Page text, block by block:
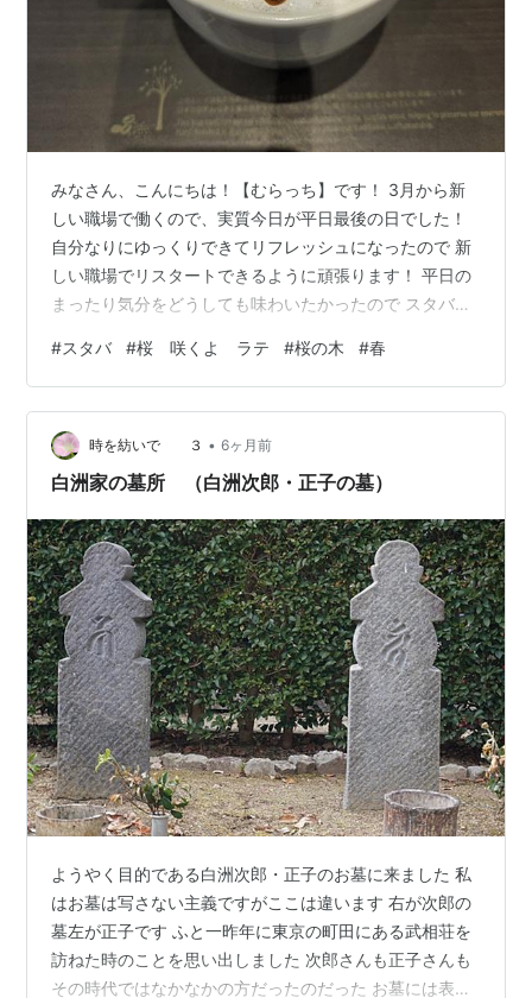
みなさん、こんにちは！【むらっち】です！ 3月から新
しい職場で働くので、実質今日が平日最後の日でした！
自分なりにゆっくりできてリフレッシュになったので 新
しい職場でリスタートできるように頑張ります！ 平日の
まったり気分をどうしても味わいたかったので スタバへ
てもやっているので 【むらっち】的には楽しいしかない
のですが、 スタバの桜期間も外せません！！！ それを飲
みたいだけで来ちゃいました😊 桜 咲くよ ラテ🌸 Tallサイ
ズ￥630 かわいいですね！癒されます！ 【むらっち】は
ラテはあまり頼まないほうですが、 この期間はラテを頼
#スタバ #桜 咲くよ ラテ #桜の木 #春
時を紡いで ３ • 6ヶ月前
白洲家の墓所 （白洲次郎・正子の墓）
ようやく目的である白洲次郎・正子のお墓に来ました 私
はお墓は写さない主義ですがここは違います 右が次郎の
墓左が正子です ふと一昨年に東京の町田にある武相荘を
訪ねた時のことを思い出しました 次郎さんも正子さんも
その時代ではなかなかの方だったのだった お墓には表に